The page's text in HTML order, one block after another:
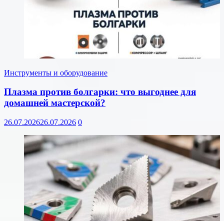
Инструменты и оборудование
Плазма против болгарки: что выгоднее для
домашней мастерской?
26.07.202626.07.2026 0